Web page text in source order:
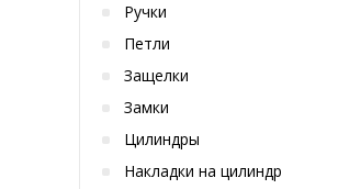
Ручки
Петли
Защелки
Замки
Цилиндры
Накладки на цилиндр